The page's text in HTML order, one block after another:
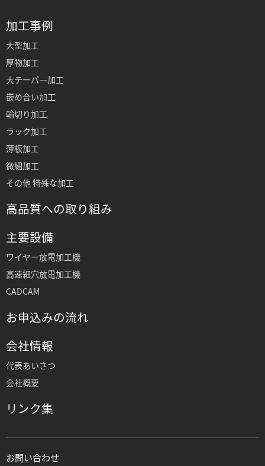
加工事例
大型加工
厚物加工
大テーパ―加工
嵌め合い加工
輪切り加工
ラック加工
薄板加工
微細加工
その他 特殊な加工
高品質への取り組み
主要設備
ワイヤー放電加工機
高速細穴放電加工機
CADCAM
お申込みの流れ
会社情報
代表あいさつ
会社概要
リンク集
お問い合わせ